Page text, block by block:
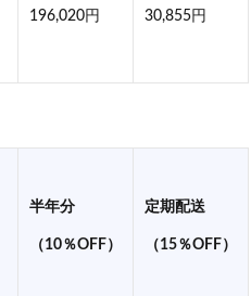
196,020円 30,855円
半年分
（10％OFF）
定期配送
（15％OFF）